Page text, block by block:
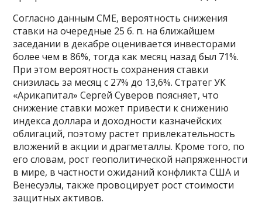
Согласно данным CME, вероятность снижения
ставки на очередные 25 б. п. на ближайшем
заседании в декабре оценивается инвесторами
более чем в 86%, тогда как месяц назад был 71%.
При этом вероятность сохранения ставки
снизилась за месяц с 27% до 13,6%. Стратег УК
«Арикапитал» Сергей Суверов поясняет, что
снижение ставки может привести к снижению
индекса доллара и доходности казначейских
облигаций, поэтому растет привлекательность
вложений в акции и драгметаллы. Кроме того, по
его словам, рост геополитической напряженности
в мире, в частности ожиданий конфликта США и
Венесуэлы, также провоцирует рост стоимости
защитных активов.